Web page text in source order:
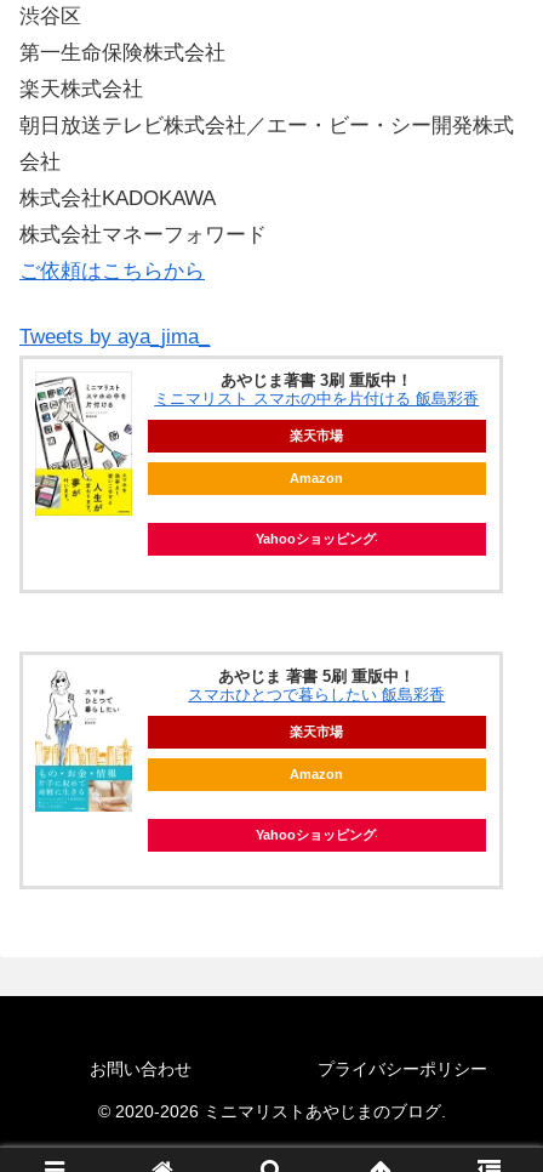
渋谷区
第一生命保険株式会社
楽天株式会社
朝日放送テレビ株式会社／エー・ビー・シー開発株式
会社
株式会社KADOKAWA
株式会社マネーフォワード
ご依頼はこちらから
Tweets by aya_jima_
あやじま著書 3刷 重版中！
ミニマリスト スマホの中を片付ける 飯島彩香
楽天市場
Amazon
Yahooショッピング
あやじま 著書 5刷 重版中！
スマホひとつで暮らしたい 飯島彩香
楽天市場
Amazon
Yahooショッピング
お問い合わせ プライバシーポリシー
© 2020-2026 ミニマリストあやじまのブログ.